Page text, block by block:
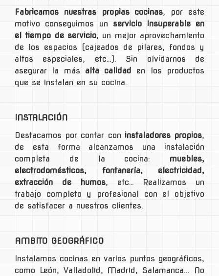
Fabricamos nuestras propias cocinas, por este
motivo conseguimos un servicio insuperable en
el tiempo de servicio, un mejor aprovechamiento
de los espacios (cajeados de pilares, fondos y
altos especiales, etc…). Sin olvidarnos de
asegurar la más alta calidad en los productos
que se instalan en su cocina.
INSTALACIÓN
Destacamos por contar con instaladores propios,
de esta forma alcanzamos una instalación
completa de la cocina: muebles,
electrodomésticos, fontanería, electricidad,
extracción de humos, etc… Realizamos un
trabajo completo y profesional con el objetivo
de satisfacer a nuestros clientes.
AMBITO GEOGRÁFICO
Instalamos cocinas en varios puntos geográficos,
como León, Valladolid, Madrid, Salamanca... No